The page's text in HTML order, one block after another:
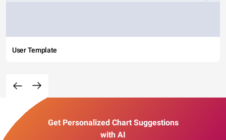
User Template
Get Personalized Chart Suggestions
with AI